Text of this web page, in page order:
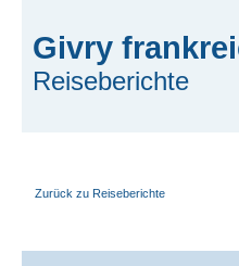
Givry
Reiseberichte
Zurück zu Reiseberichte